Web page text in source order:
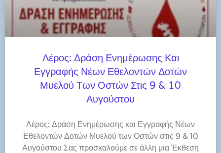
Λέρος: Δράση Ενημέρωσης Και
Εγγραφής Νέων Εθελοντών Δοτών
Μυελού Των Οστών Στις 9 & 10
Αυγούστου
Λέρος: Δράση Ενημέρωσης και Εγγραφής Νέων
Εθελοντών Δοτών Μυελού των Οστών στις 9 & 10
Αυγούστου Σας προσκαλούμε σε άλλη μια Έκθεση